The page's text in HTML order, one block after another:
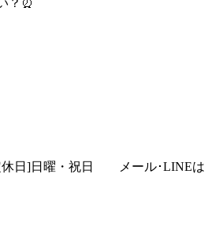
日]日曜・祝日
メール･LINEは